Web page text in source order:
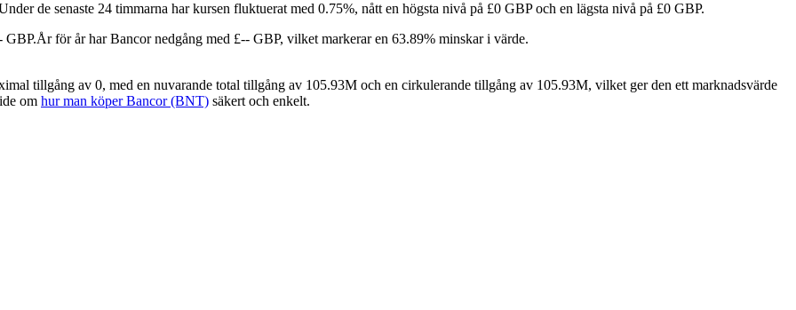
de senaste 24 timmarna har kursen fluktuerat med 0.75%, nått en högsta nivå på £0 GBP och en lägsta nivå på £0 GBP.
GBP.År för år har Bancor nedgång med £-- GBP, vilket markerar en 63.89% minskar i värde.
tillgång av 0, med en nuvarande total tillgång av 105.93M och en cirkulerande tillgång av 105.93M, vilket ger den ett marknadsvärde
om hur man köper Bancor (BNT) säkert och enkelt.